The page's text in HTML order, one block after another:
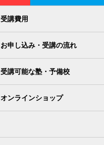
受講費用
お申し込み・受講の流れ
受講可能な塾・予備校
オンラインショップ